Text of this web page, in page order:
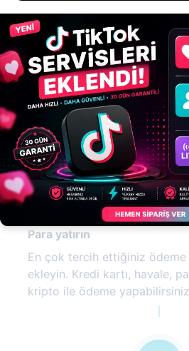
Bir hesap oluşturun
Her şeyden önce, lütfen bir
giriş yapın.
2
Para yatırın
En çok tercih ettiğiniz
ekleyin. Kredi kartı, havale,
kripto ile ödeme